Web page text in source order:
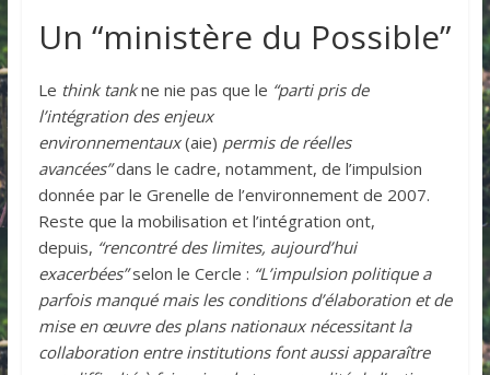
Un “ministère du Possible”
Le think tankne nie pas que le “parti pris de
l’intégration des enjeux
environnementaux(aie) permis de réelles
avancées”dans le cadre, notamment, de l’impulsion
donnée par le Grenelle de l’environnement de 2007.
Reste que la mobilisation et l’intégration ont,
depuis, “rencontré des limites, aujourd’hui
exacerbées”selon le Cercle : “L’impulsion politique a
parfois manqué mais les conditions d’élaboration et de
mise en œuvre des plans nationaux nécessitant la
collaboration entre institutions font aussi apparaître